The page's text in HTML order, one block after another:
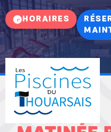
HORAIRES